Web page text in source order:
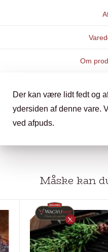
Om
Der kan være lidt fedt og
ydersiden af denne vare.
ved afpuds.
Måske kan